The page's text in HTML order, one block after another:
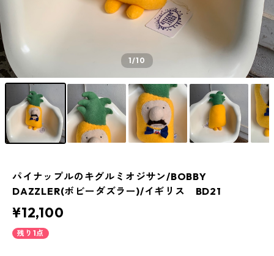
1/10
パイナップルのキグルミオジサン/BOBBY
DAZZLER(ボビーダズラー)/イギリス BD21
¥12,100
残り1点